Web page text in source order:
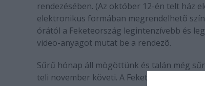
rendezésében. (Az október 12-én telt ház
elektronikus formában megrendelhetõ
órától a Feketeország legintenzívebb és
video-anyagot mutat be a rendezõ.
Sűrű hónap áll mögöttünk és talán még
teli november követi. A Feketeország